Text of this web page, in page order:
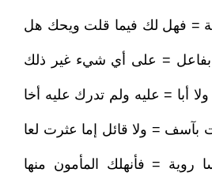
= فهل لك فيما قلت ويحك هل
= على أي شيء غير ذلك
أبا = عليه ولم تدرك عليه أخا
= ولا قائل إما عثرت لعا
روية = فأنهلك المأمون منها